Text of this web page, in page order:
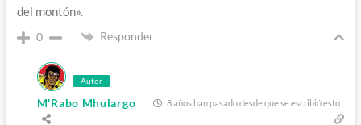
del montón».
0 Responder
Autor
M'Rabo Mhulargo 8 años han pasado desde que se escribió esto